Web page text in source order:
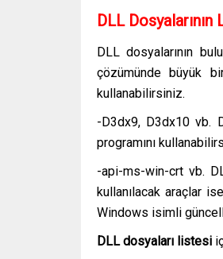
DLL Dosyalarının
DLL dosyalarının
çözümünde büyük
kullanabilirsiniz.
-D3dx9, D3dx10 vb.
programını
-api-ms-win-crt vb.
kullanılacak araçlar
Windows isimli
DLL dosyaları listesi